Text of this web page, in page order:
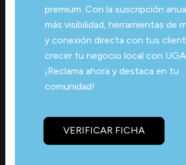
premium. Con la suscripción
más visibilidad, herramientas de
y conexión directa con tus
crecer tu negocio local con
¡Reclama ahora y destaca en tu
comunidad!
VERIFICAR FICHA